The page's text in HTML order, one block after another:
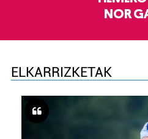
NOR
ELKARRIZKETAK